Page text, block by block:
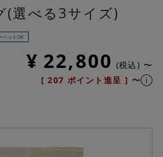
(選べる3サイズ)
ペットOK
¥ 22,800 税込
〜
[ 207 ポイント進呈 ] 〜